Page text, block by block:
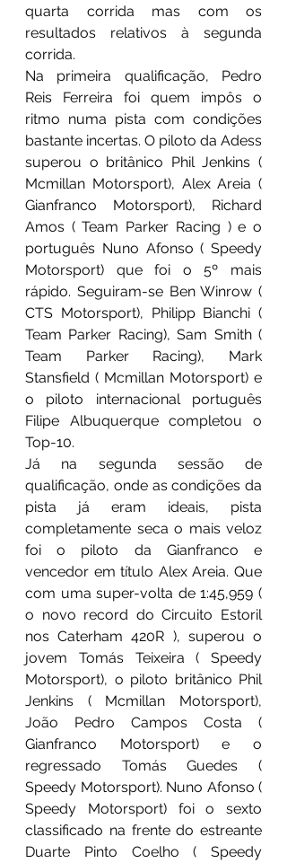
quarta corrida mas com os
resultados relativos à segunda
corrida.
Na primeira qualificação, Pedro
Reis Ferreira foi quem impôs o
ritmo numa pista com condições
bastante incertas. O piloto da Adess
superou o britânico Phil Jenkins (
Mcmillan Motorsport), Alex Areia (
Gianfranco Motorsport), Richard
Amos ( Team Parker Racing ) e o
português Nuno Afonso ( Speedy
Motorsport) que foi o 5º mais
rápido. Seguiram-se Ben Winrow (
CTS Motorsport), Philipp Bianchi (
Team Parker Racing), Sam Smith (
Team Parker Racing), Mark
Stansfield ( Mcmillan Motorsport) e
o piloto internacional português
Filipe Albuquerque completou o
Top-10.
Já na segunda sessão de
qualificação, onde as condições da
pista já eram ideais, pista
completamente seca o mais veloz
foi o piloto da Gianfranco e
vencedor em título Alex Areia. Que
com uma super-volta de 1:45,959 (
o novo record do Circuito Estoril
nos Caterham 420R ), superou o
jovem Tomás Teixeira ( Speedy
Motorsport), o piloto britânico Phil
Jenkins ( Mcmillan Motorsport),
João Pedro Campos Costa (
Gianfranco Motorsport) e o
regressado Tomás Guedes (
Speedy Motorsport). Nuno Afonso (
Speedy Motorsport) foi o sexto
classificado na frente do estreante
Duarte Pinto Coelho ( Speedy